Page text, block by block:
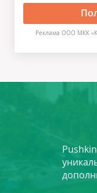
Реклама ООО МКК